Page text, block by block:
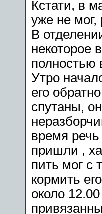
Кстати, в
уже не мог,
В
некоторое
полностью
Утро
его
спутаны,
время речь
пришли ,
пить мог с
кормить
около